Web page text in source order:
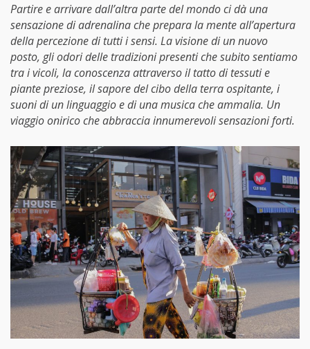
Partire e arrivare dall’altra parte del mondo ci dà una
sensazione di adrenalina che prepara la mente all’apertura
della percezione di tutti i sensi. La visione di un nuovo
posto, gli odori delle tradizioni presenti che subito sentiamo
tra i vicoli, la conoscenza attraverso il tatto di tessuti e
piante preziose, il sapore del cibo della terra ospitante, i
suoni di un linguaggio e di una musica che ammalia. Un
viaggio onirico che abbraccia innumerevoli sensazioni forti.